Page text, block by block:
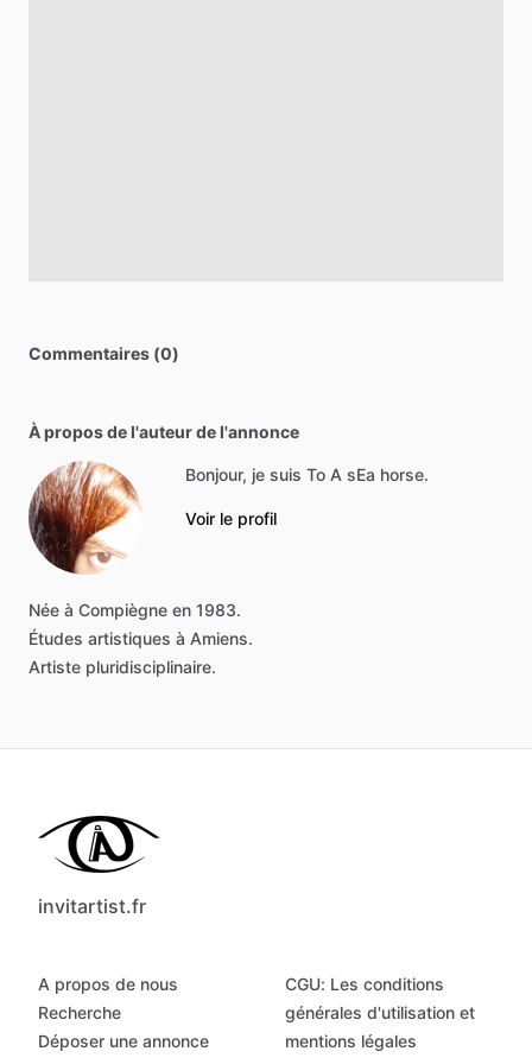
Commentaires (0)
À propos de l'auteur de l'annonce
Bonjour, je suis To A sEa horse.
Voir le profil
Née à Compiègne en 1983.
Études artistiques à Amiens.
Artiste pluridisciplinaire.
invitartist.fr
A propos de nous
Recherche
Déposer une annonce
CGU: Les conditions
générales d'utilisation et
mentions légales